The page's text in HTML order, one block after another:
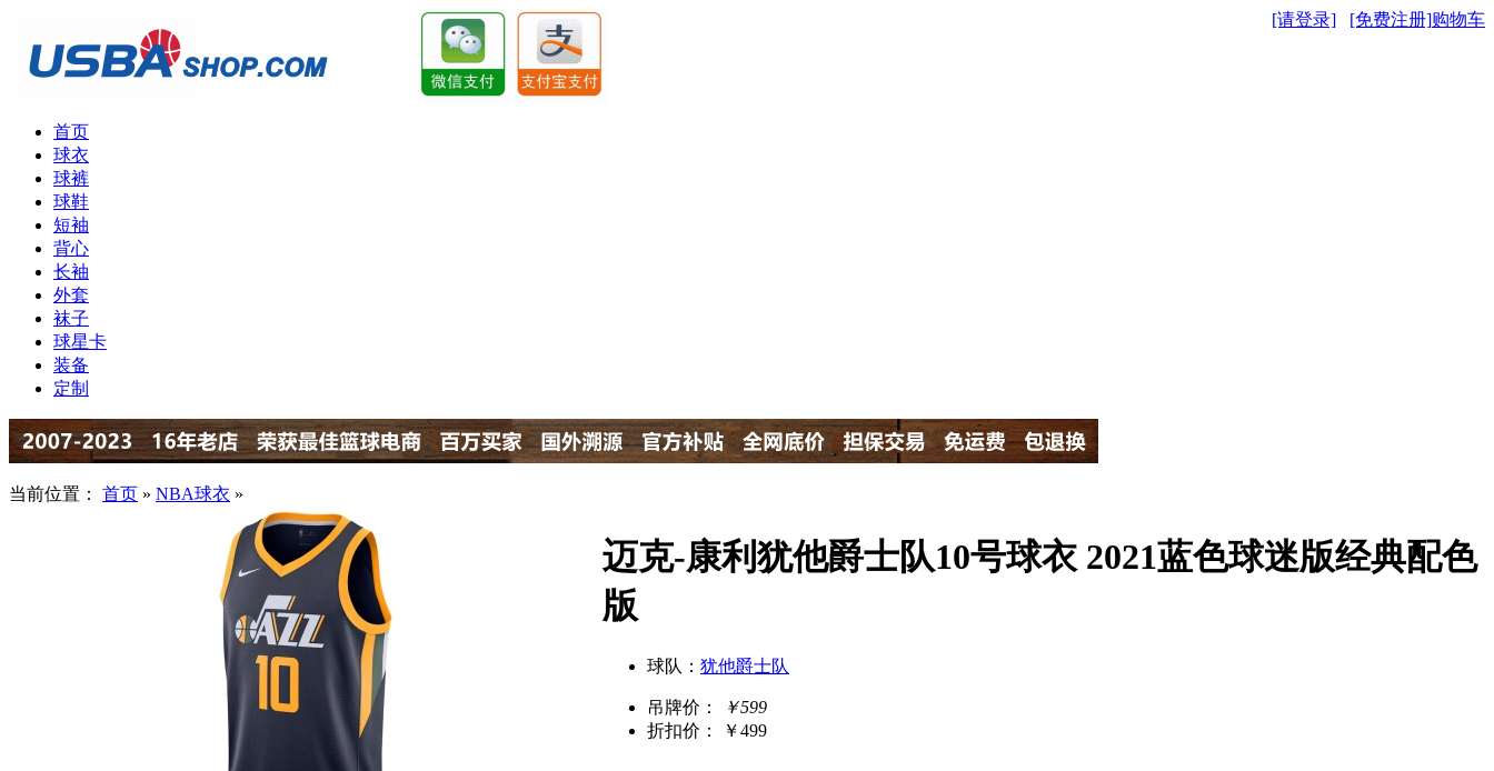
[请登录] [免费注册]购物车
首页
球衣
球裤
球鞋
短袖
背心
长袖
外套
袜子
球星卡
装备
定制
当前位置： 首页 » NBA球衣 »
迈克-康利犹他爵士队10号球衣 2021蓝色球迷版经典配色
版
球队： 犹他爵士队
吊牌价：
￥599
折扣价：
￥499